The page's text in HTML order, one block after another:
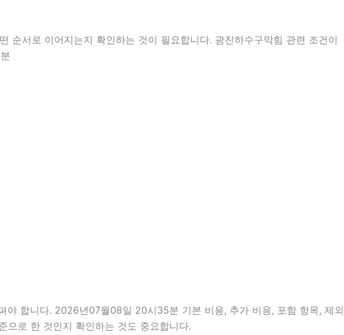
순서로 이어지는지 확인하는 것이 필요합니다. 광진하수구막힘 관련 조건이
야 합니다. 2026년07월08일 20시35분 기본 비용, 추가 비용, 포함 항목, 제외
으로 한 것인지 확인하는 것도 중요합니다.